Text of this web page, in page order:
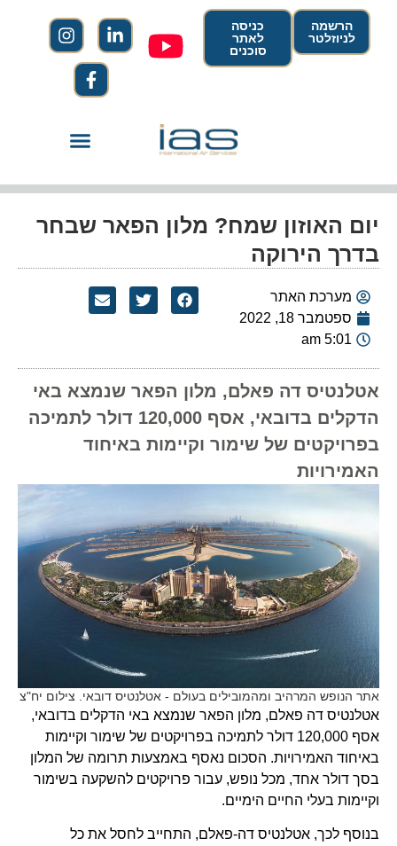
הרשמה
לניוזלטר
כניסה
לאתר
סוכנים
יום האוזון שמח? מלון הפאר שבחר
בדרך הירוקה
מערכת האתר
ספטמבר 18, 2022
5:01 am
אטלנטיס דה פאלם, מלון הפאר שנמצא באי
הדקלים בדובאי, אסף 120,000 דולר לתמיכה
בפרויקטים של שימור וקיימות באיחוד
האמירויות
אתר הנופש המרהיב ומהמובילים בעולם - אטלנטיס דובאי. צילום יח"צ
אטלנטיס דה פאלם, מלון הפאר שנמצא באי הדקלים בדובאי,
אסף 120,000 דולר לתמיכה בפרויקטים של שימור וקיימות
באיחוד האמירויות. הסכום נאסף באמצעות תרומה של המלון
בסך דולר אחד, מכל נופש, עבור פרויקטים להשקעה בשימור
וקיימות בעלי החיים הימיים.
בנוסף לכך, אטלנטיס דה-פאלם, התחייב לחסל את כל